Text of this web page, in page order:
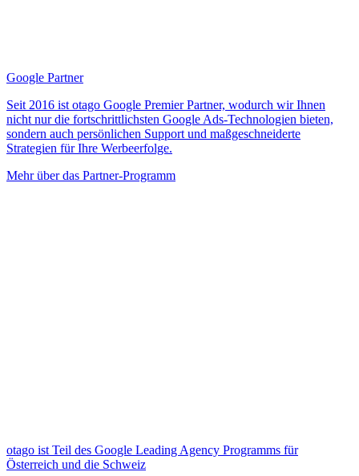
Google Partner
Seit 2016 ist otago Google Premier Partner, wodurch wir Ihnen
nicht nur die fortschrittlichsten Google Ads-Technologien bieten,
sondern auch persönlichen Support und maßgeschneiderte
Strategien für Ihre Werbeerfolge.
Mehr über das Partner-Programm
otago ist Teil des Google Leading Agency Programms für
Österreich und die Schweiz